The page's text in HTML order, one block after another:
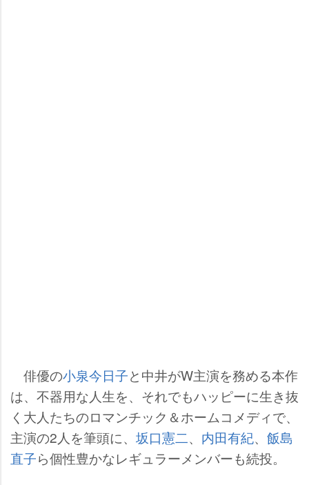
俳優の小泉今日子と中井がW主演を務める本作
は、不器用な人生を、それでもハッピーに生き抜
く大人たちのロマンチック＆ホームコメディで、
主演の2人を筆頭に、 坂口憲二、 内田有紀、 飯島
直子ら個性豊かなレギュラーメンバーも続投。